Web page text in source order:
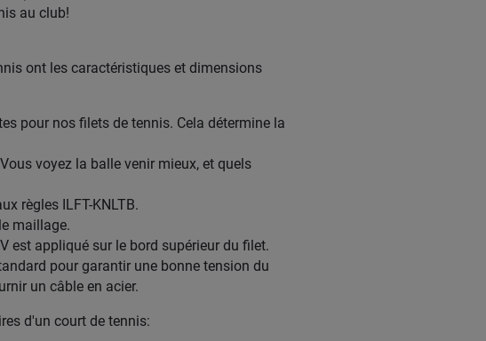
au club!
ont les caractéristiques et dimensions
pour nos filets de tennis. Cela détermine la
voyez la balle venir mieux, et quels
règles ILFT-KNLTB.
maillage.
est appliqué sur le bord supérieur du filet.
pour garantir une bonne tension du
un câble en acier.
d'un court de tennis: